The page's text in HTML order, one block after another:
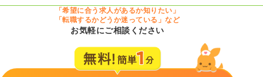
「希望に合う求人があるか知りたい」
「転職するかどうか迷っている」など
お気軽にご相談ください